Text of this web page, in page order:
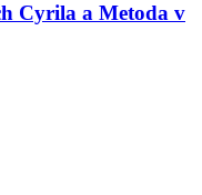
Cyrila a Metoda v